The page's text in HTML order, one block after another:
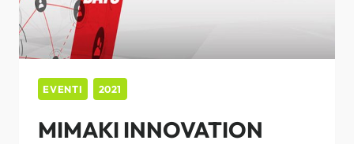
EVENTI 2021
MIMAKI INNOVATION